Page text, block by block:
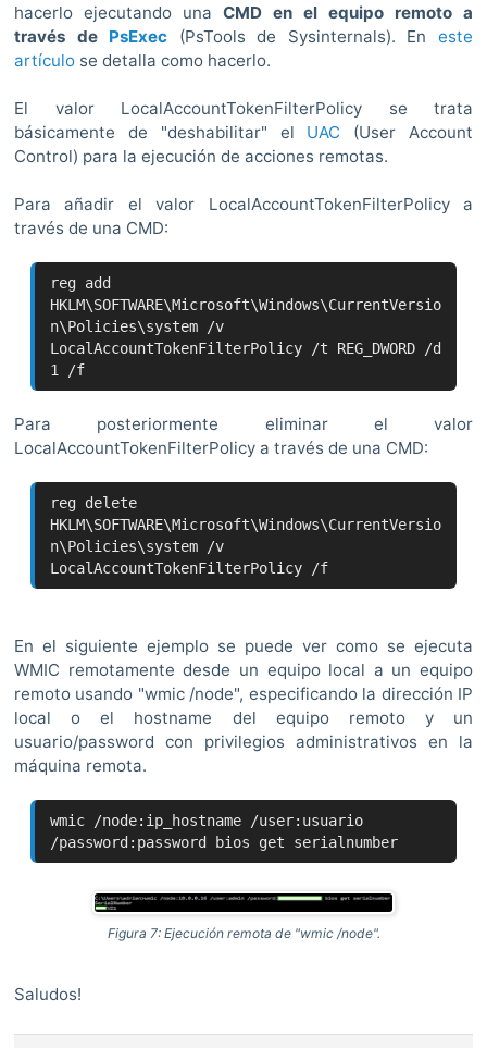
hacerlo ejecutando una CMD en el equipo remoto a
través de PsExec (PsTools de Sysinternals). Eneste
artículo se detalla como hacerlo.
El valor LocalAccountTokenFilterPolicy se trata
básicamente de "deshabilitar" el UAC (User Account
Control) para la ejecución de acciones remotas.
Para añadir el valor LocalAccountTokenFilterPolicy a
través de una CMD:
reg add
HKLM\SOFTWARE\Microsoft\Windows\CurrentVersio
n\Policies\system /v
LocalAccountTokenFilterPolicy /t REG_DWORD /d
1 /f
Para posteriormente eliminar el valor
LocalAccountTokenFilterPolicy a través de una CMD:
reg delete
HKLM\SOFTWARE\Microsoft\Windows\CurrentVersio
n\Policies\system /v
LocalAccountTokenFilterPolicy /f
En el siguiente ejemplo se puede ver como se ejecuta
WMIC remotamente desde un equipo local a un equipo
remoto usando "wmic /node", especificando la dirección IP
local o el hostname del equipo remoto y un
usuario/password con privilegios administrativos en la
máquina remota.
wmic /node:ip_hostname /user:usuario
/password:password bios get serialnumber
Figura 7: Ejecución remota de "wmic /node".
Saludos!